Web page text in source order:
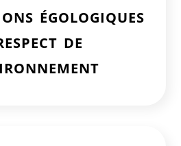
égologiques
de